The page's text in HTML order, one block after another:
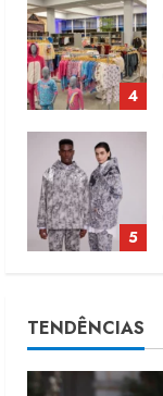
5
1
2
TENDÊNCIAS